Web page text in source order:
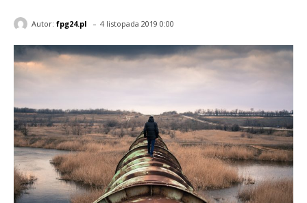
Autor: fpg24.pl - 4 listopada 2019 0:00